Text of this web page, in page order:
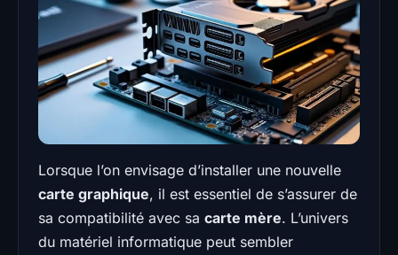
Lorsque l’on envisage d’installer une nouvelle
carte graphique, il est essentiel de s’assurer de
sa compatibilité avec sa carte mère. L’univers
du matériel informatique peut sembler